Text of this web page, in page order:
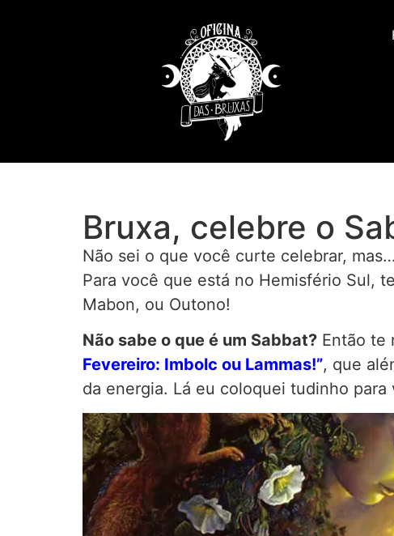
Bruxa, celebre o
Não sei o que você curte celebrar,
Para você que está no Hemisfério Sul,
Mabon, ou Outono!
Não sabe o que é um Sabbat? Então te
Fevereiro: Imbolc ou Lammas!”, que
da energia. Lá eu coloquei tudinho